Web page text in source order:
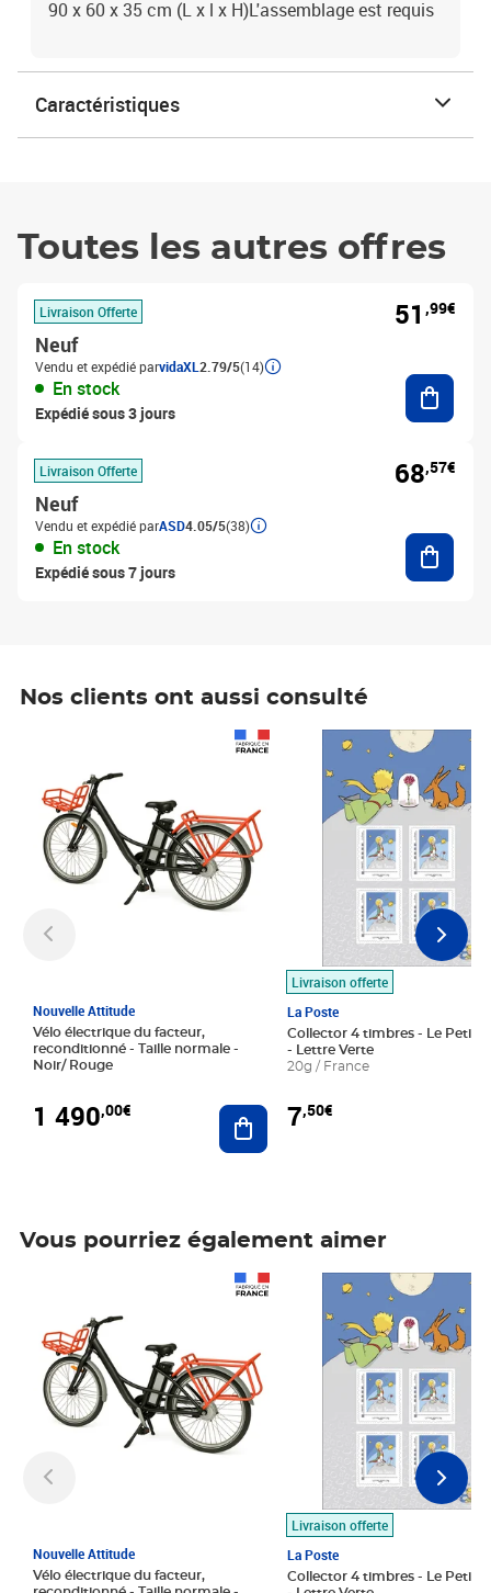
90 x 60 x 35 cm (L x l x H)L'assemblage est requis
Caractéristiques
Toutes les autres offres
Livraison Offerte
Neuf
Vendu et expédié parvidaXL 2.79/5(14)
En stock
Expédié sous 3 jours
51 ,99€
Livraison Offerte
Neuf
Vendu et expédié parASD4.05/5(38)
En stock
Expédié sous 7 jours
68,57€
Nos clients ont aussi consulté
Nouvelle Attitude
Vélo électrique du facteur,
reconditionné - Taille normale -
Noir/ Rouge
1 490,00€ Ajouter au panier
Livraison offerte
La Poste
Collector 4 timbres - Le Petit
- Lettre Verte
20g / France
7,50€
Prix 7,50€
Vous pourriez également aimer
Nouvelle Attitude
Vélo électrique du facteur,
Livraison offerte
La Poste
Collector 4 timbres - Le Petit
Prix 7,50€